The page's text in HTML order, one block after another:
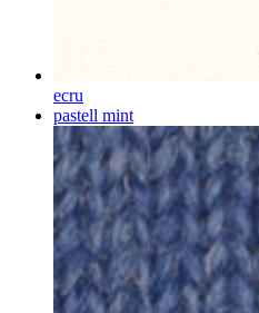
ecru
pastell mint